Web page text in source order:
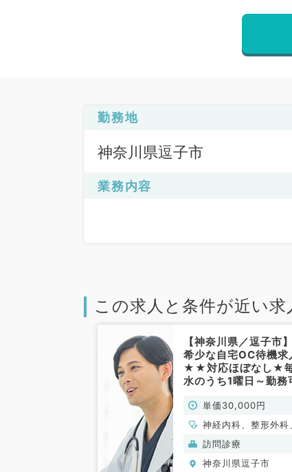
勤務地
神奈川県逗子市
業務内容
この求人と条件が近い求
【神奈川県／逗子
希少な自宅OC待機求
★★対応ほぼなし★
水のうち1曜日～勤務
系・外科系／非常勤)
単価30,000円
神経内科、整形外科
経外科、心臓血管外
般内科、循環器内科
器内科、消化器内科
訪問診療
神奈川県逗子市